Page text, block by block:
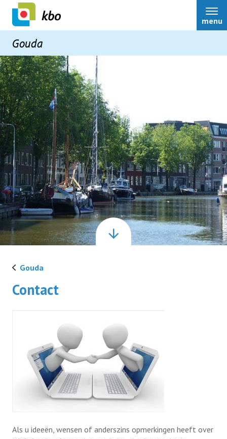
Gouda
menu
Home
Over ons
Bestuur
Nieuws
Activiteiten
Ledenservice
Privacy reglement
Lid worden
Gouda
Contact
Als u ideeën, wensen of anderszins opmerkingen heeft over